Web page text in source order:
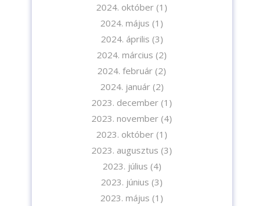
2024. október (1)
2024. május (1)
2024. április (3)
2024. március (2)
2024. február (2)
2024. január(2)
2023. december (1)
2023. november (4)
2023. október (1)
2023. augusztus (3)
2023. július (4)
2023. június (3)
2023. május (1)